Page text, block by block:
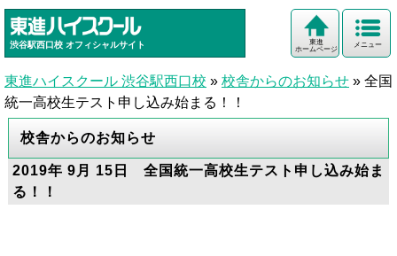
渋谷駅西口校 オフィシャルサイト メニュー
東進
ホームページ
東進ハイスクール 渋谷駅西口校 » 校舎からのお知らせ » 全国
統一高校生テスト申し込み始まる！！
校舎からのお知らせ
2019年 9月 15日 全国統一高校生テスト申し込み始ま
る！！